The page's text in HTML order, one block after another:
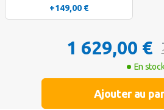
+149,00 €
1 629,00 €
En
Ajouter au